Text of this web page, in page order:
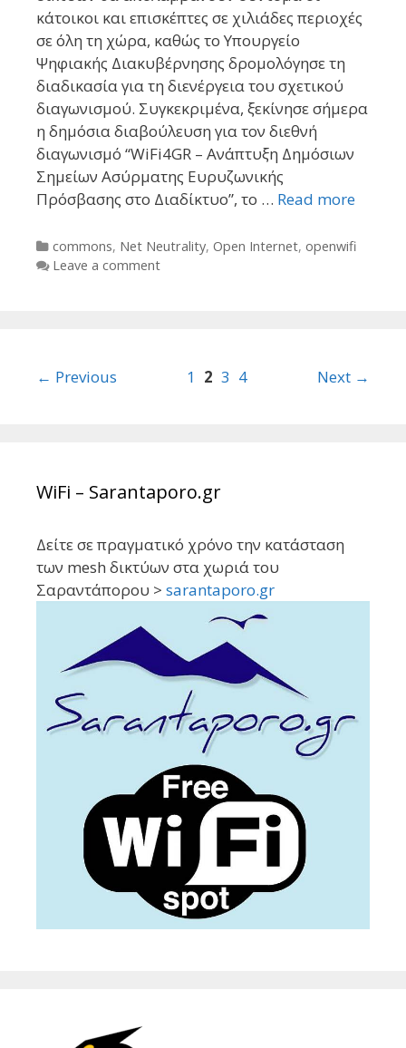
κάτοικοι και επισκέπτες σε χιλιάδες περιοχές
σε όλη τη χώρα, καθώς το Υπουργείο
Ψηφιακής Διακυβέρνησης δρομολόγησε τη
διαδικασία για τη διενέργεια του σχετικού
διαγωνισμού. Συγκεκριμένα, ξεκίνησε σήμερα
η δημόσια διαβούλευση για τον διεθνή
διαγωνισμό “WiFi4GR – Ανάπτυξη Δημόσιων
Σημείων Ασύρματης Ευρυζωνικής
Πρόσβασης στο Διαδίκτυο”, το … Read more
Categories
commons, Net Neutrality, Open Internet, openwifi
Leave a comment
Post
← Previous 1 2 3 4 Next →
WiFi – Sarantaporo.gr
Δείτε σε πραγματικό χρόνο την κατάσταση
των mesh δικτύων στα χωριά του
Σαραντάπορου > sarantaporo.gr